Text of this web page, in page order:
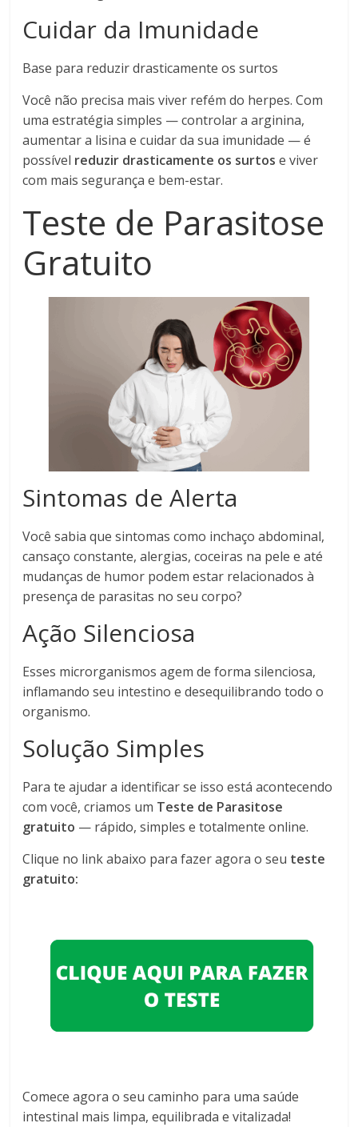
Cuidar da Imunidade
Base para reduzir drasticamente os surtos
Você não precisa mais viver refém do herpes. Com
uma estratégia simples — controlar a arginina,
aumentar a lisina e cuidar da sua imunidade — é
possível reduzir drasticamente os surtos e viver
com mais segurança e bem-estar.
Teste de Parasitose
Gratuito
Sintomas de Alerta
Você sabia que sintomas como inchaço abdominal,
cansaço constante, alergias, coceiras na pele e até
mudanças de humor podem estar relacionados à
presença de parasitas no seu corpo?
Ação Silenciosa
Esses microrganismos agem de forma silenciosa,
inflamando seu intestino e desequilibrando todo o
organismo.
Solução Simples
Para te ajudar a identificar se isso está acontecendo
com você, criamos um Teste de Parasitose
gratuito — rápido, simples e totalmente online.
Clique no link abaixo para fazer agora o seu teste
gratuito:
Comece agora o seu caminho para uma saúde
intestinal mais limpa, equilibrada e vitalizada!